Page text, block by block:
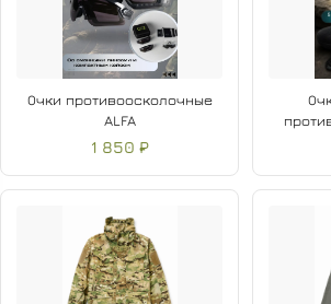
Очки противоосколочные
ALFA
1 850 ₽